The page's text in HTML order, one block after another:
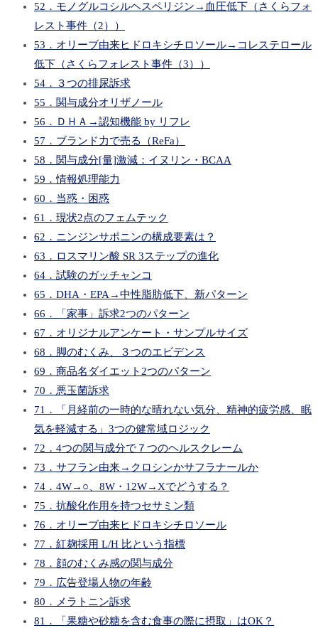
52．モノグルコシルヘスペリジン→血圧低下（さくらフォ
レスト事件（2））
53．オリーブ由来ヒドロキシチロソール→コレステロール
低下（さくらフォレスト事件（3））
54．３つの排尿訴求
55．関与成分オリザノール
56．ＤＨＡ→認知機能 by リフレ
57．ブランド力で売る（ReFa）
58．関与成分[量]激減：イヌリン・BCAA
59．情報処理能力
60．当惑・困惑
61．現状2点のフェムテック
62．ニンジンサポニンの構成要素は？
63．ロスマリン酸 SR 3ステップの進化
64．試験のガッチャンコ
65．DHA・EPA→中性脂肪低下、新パターン
66．「家事」訴求2つのパターン
67．オリジナルアンケート・サンプルサイズ
68．脚のむくみ、３つのエビデンス
69．商品名ダイエット2つのパターン
70．悪玉菌訴求
71．「月経前の一時的な晴れない気分、精神的疲労感、眠
気を軽減する」3つの健常域ロジック
72．4つの関与成分で７つのヘルスクレーム
73．サフラン由来→クロシンかサフラナールか
74．4W→○、8W・12W→Xでどうする？
75．抗酸化作用を持つセサミン類
76．オリーブ由来ヒドロキシチロソール
77．紅麹採用 L/H 比という指標
78．顔のむくみ感の関与成分
79．広告登場人物の年齢
80．メラトニン訴求
81．「果糖や砂糖を含む食事の際に摂取」はOK？